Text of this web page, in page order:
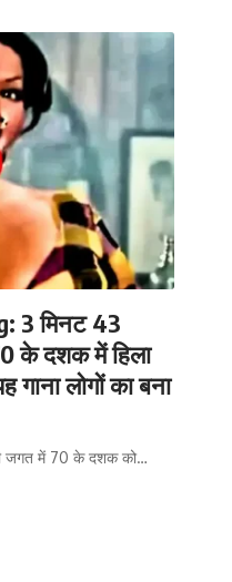
3 मिनट 43
के दशक में हिला
गाना लोगों का बना
जगत में 70 के दशक को…